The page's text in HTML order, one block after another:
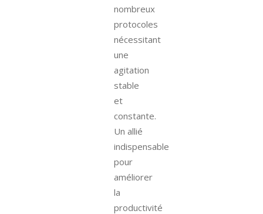
nombreux
protocoles
nécessitant
une
agitation
stable
et
constante.
Un allié
indispensable
pour
améliorer
la
productivité